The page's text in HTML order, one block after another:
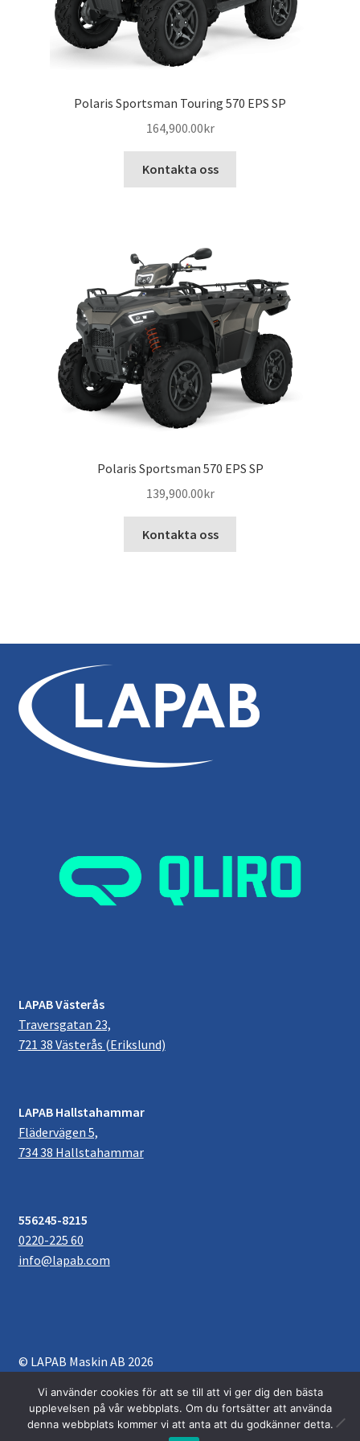
Polaris Sportsman Touring 570 EPS SP
164,900.00kr
Kontakta oss
Polaris Sportsman 570 EPS SP
139,900.00kr
Kontakta oss
LAPAB Västerås
Traversgatan 23,
721 38 Västerås (Erikslund)
LAPAB Hallstahammar
Flädervägen 5,
734 38 Hallstahammar
556245-8215
0220-225 60
info@lapab.com
© LAPAB Maskin AB 2026
Vi använder cookies för att se till att vi ger dig den bästa
upplevelsen på vår webbplats. Om du fortsätter att använda
denna webbplats kommer vi att anta att du godkänner detta.